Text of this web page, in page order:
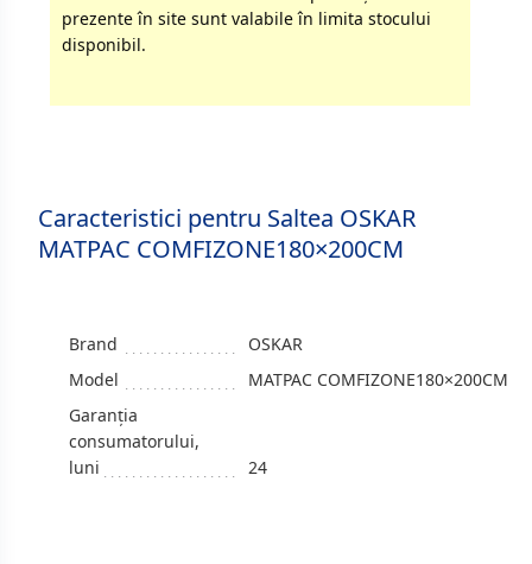
prezente în site sunt valabile în limita stocului
disponibil.
Caracteristici pentru Saltea OSKAR
МАТРАС COMFIZONE180×200СМ
Brand
OSKAR
Model
МАТРАС COMFIZONE180×200СМ
Garanția
consumatorului,
luni
24